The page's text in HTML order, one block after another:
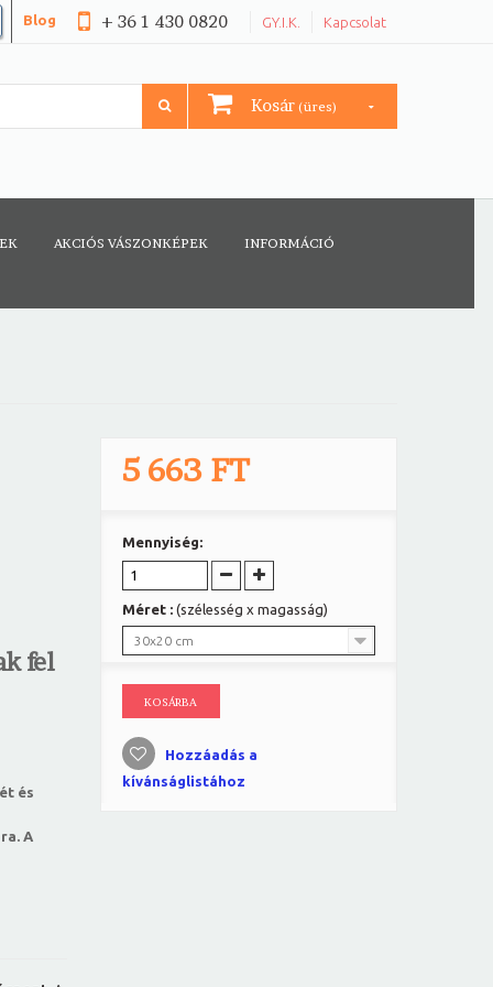
GY.I.K. Kapcsolat
+ 36 1 430 0820
Blog
Kosár (üres)
AKCIÓS VÁSZONKÉPEK INFORMÁCIÓ
fel
és
A
5 663 FT
Mennyiség:
Méret : (szélesség x magasság)
30x20 cm
KOSÁRBA
Hozzáadás a
kívánságlistához